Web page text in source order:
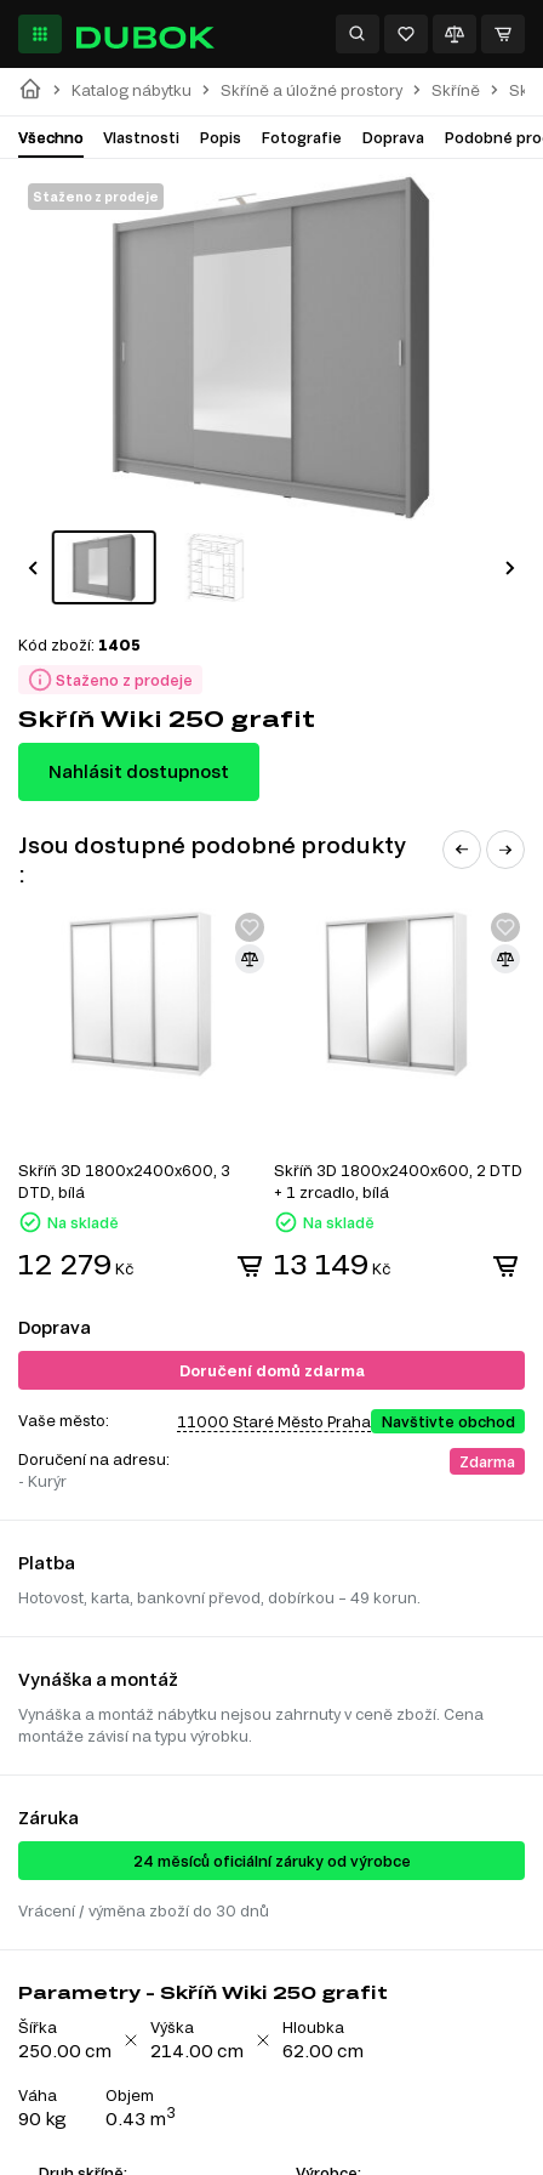
Katalog nábytku Skříně a úložné prostory Skříně
Všechno Vlastnosti Popis Fotografie Doprava Podobné
Staženo z prodeje
Staženo z prodeje
Kód zboží: 1405
Skříň Wiki 250 grafit
Nahlásit dostupnost
Jsou dostupné podobné produkty
:
Skříň 3D 1800x2400x600, 3
DTD, bílá
Na skladě
12 279 Kč
Skříň 3D 1800x2400x600, 2 DTD
+ 1 zrcadlo, bílá
Na skladě
13 149 Kč
Doprava
Doručení domů zdarma
Vaše město: 11000 Staré Město Praha Navštivte obchod
Doručení na adresu:
- Kurýr
Zdarma
Platba
Hotovost, karta, bankovní převod, dobírkou – 49 korun.
Vynáška a montáž
Vynáška a montáž nábytku nejsou zahrnuty v ceně zboží. Cena
montáže závisí na typu výrobku.
Záruka
24 ​​​​měsíců oficiální záruky od výrobce
Vrácení / výměna zboží do 30 dnů
Parametry - Skříň Wiki 250 grafit
Šířka
250.00 cm
Výška
214.00 cm
Hloubka
62.00 cm
Váha
90 kg
Objem
0.43 m3